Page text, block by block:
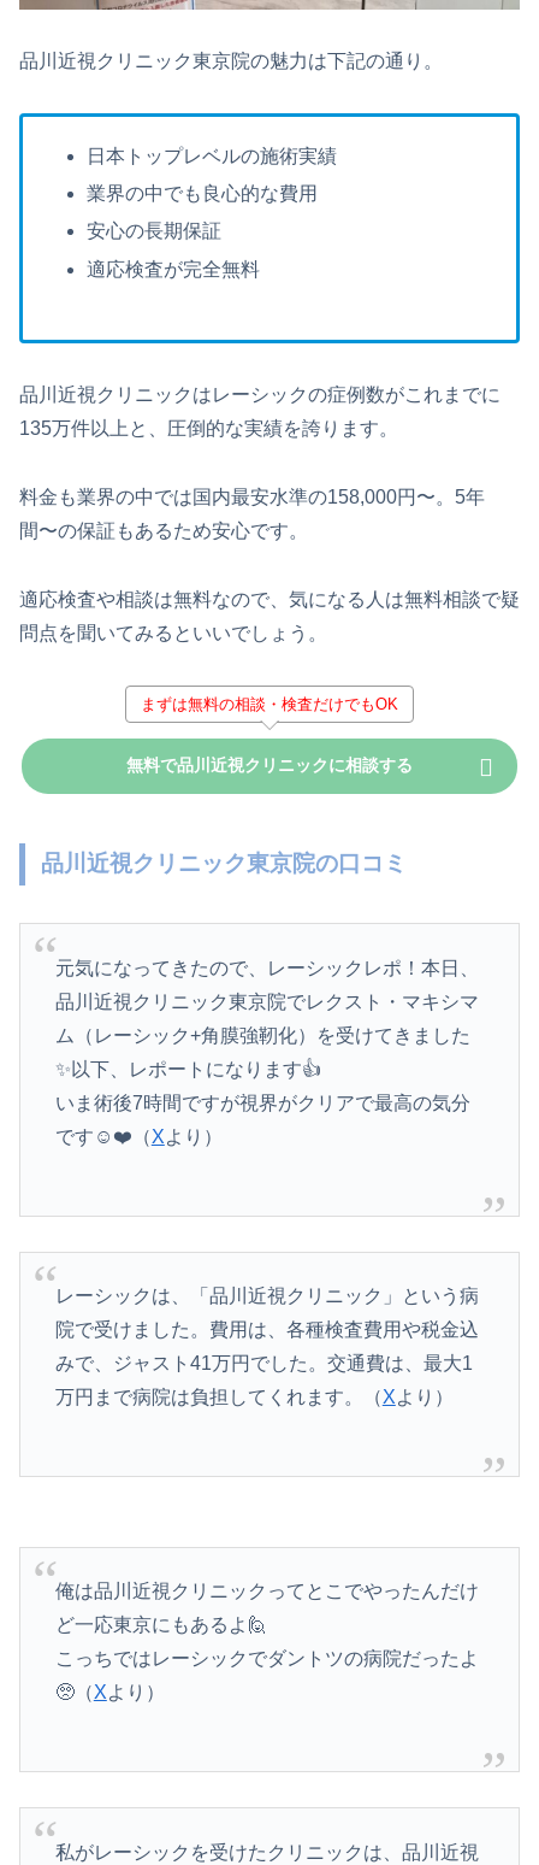
品川近視クリニック東京院の魅力は下記の通り。
日本トップレベルの施術実績
業界の中でも良心的な費用
安心の長期保証
適応検査が完全無料
品川近視クリニックはレーシックの症例数がこれまでに
135万件以上と、圧倒的な実績を誇ります。
料金も業界の中では国内最安水準の158,000円〜。5年
間〜の保証もあるため安心です。
適応検査や相談は無料なので、気になる人は無料相談で疑
問点を聞いてみるといいでしょう。
まずは無料の相談・検査だけでもOK
無料で品川近視クリニックに相談する
品川近視クリニック東京院の口コミ
元気になってきたので、レーシックレポ！本日、
品川近視クリニック東京院でレクスト・マキシマ
ム（レーシック+角膜強靭化）を受けてきました
✨以下、レポートになります👍
いま術後7時間ですが視界がクリアで最高の気分
です☺️❤️（Xより）
レーシックは、「品川近視クリニック」という病
院で受けました。費用は、各種検査費用や税金込
みで、ジャスト41万円でした。交通費は、最大1
万円まで病院は負担してくれます。（Xより）
俺は品川近視クリニックってとこでやったんだけ
ど一応東京にもあるよ🙋️
こっちではレーシックでダントツの病院だったよ
🥺（Xより）
私がレーシックを受けたクリニックは、品川近視